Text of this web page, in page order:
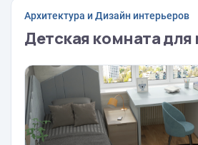
Архитектура и Дизайн интерьеров
Детская комната для